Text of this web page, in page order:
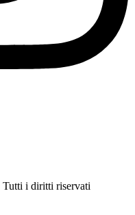
i diritti riservati